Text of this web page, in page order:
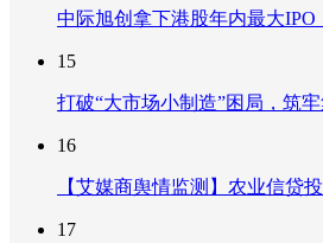
中际旭创拿下港股年内最大
15
打破“大市场小制造”困局，筑
16
【艾媒商舆情监测】农业信贷
17